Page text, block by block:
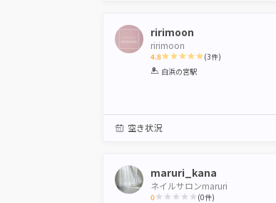
ririmoon
ririmoon
4.8
1 2 3 4 5
(3件)
白浜の宮駅
空き状況
maruri_kana
ネイルサロンmaruri
0 (0件)